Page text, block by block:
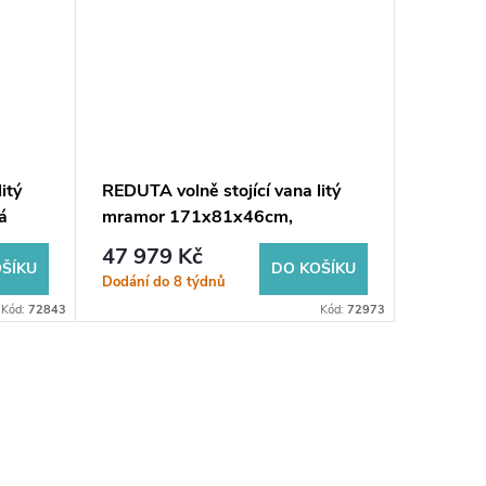
Kód: 72843
REDUTA volně stojící vana litý
mramor 171x81x46cm,
černá/bílá
47 979 Kč
Dodání do 8 týdnů
DO KOŠÍKU
Kód: 72973